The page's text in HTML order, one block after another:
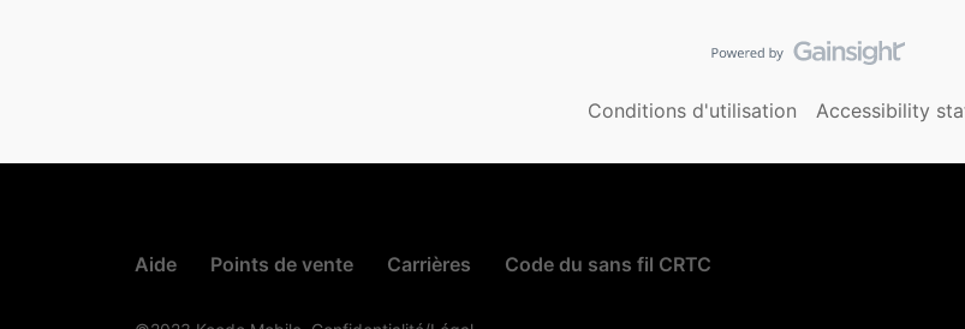
Conditions d'utilisation Accessibility
Aide Points de vente Carrières Code du sans fil CRTC